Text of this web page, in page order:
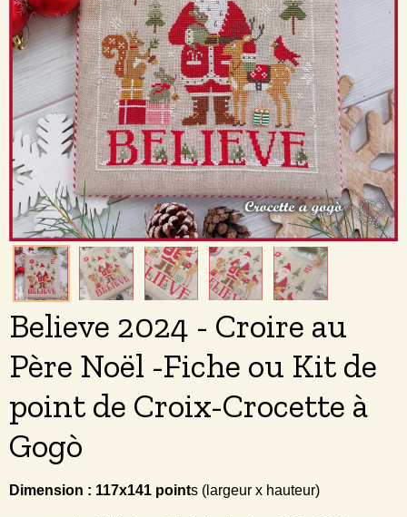
Believe 2024 - Croire au
Père Noël -Fiche ou Kit de
point de Croix-Crocette à
Gogò
Dimension : 117x141 points (largeur x hauteur)